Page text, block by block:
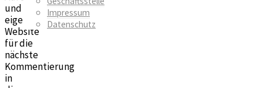
Impressum
Datenschutz
und
eigene
Website
für die
nächste
Kommentierung
in